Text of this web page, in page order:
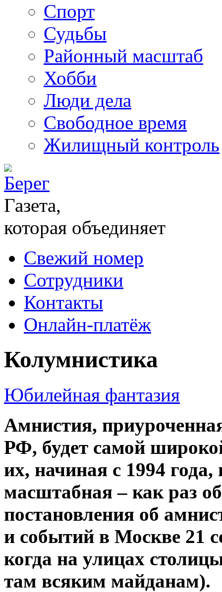
Спорт
Судьбы
Районный масштаб
Хобби
Люди дела
Свободное время
Жилищный контроль
Газета,
которая объединяет
Свежий номер
Сотрудники
Контакты
Онлайн-платёж
Колумнистика
Юбилейная фантазия
Амнистия,
РФ, будет самой
их, начиная с 1994
масштабная – как раз
постановления об
и событий в Москве 21
когда на улицах
там всяким майданам).